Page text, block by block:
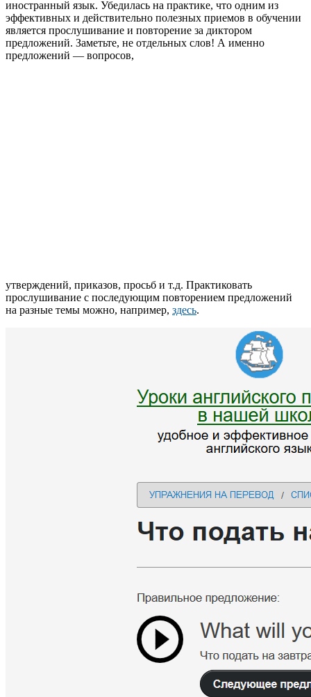
иностранный язык. Убедилась на практике, что одним из
эффективных и действительно полезных приемов в обучении
является прослушивание и повторение за диктором
предложений. Заметьте, не отдельных слов! А именно
предложений — вопросов,
утверждений, приказов, просьб и т.д. Практиковать
прослушивание с последующим повторением предложений
на разные темы можно, например, здесь.